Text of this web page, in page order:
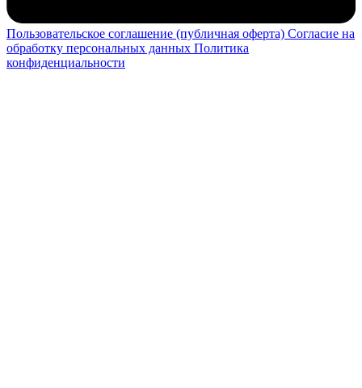
Пользовательское соглашение (публичная оферта) Согласие на
обработку персональных данных Политика
конфиденциальности